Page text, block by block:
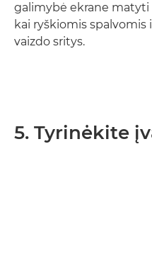
galimybė ekrane matyti
kai ryškiomis
vaizdo sritys.
5. Tyrinėkite